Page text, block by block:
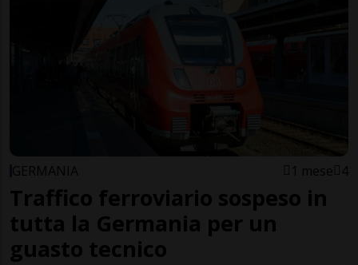
GERMANIA 1 mese 4
Traffico ferroviario sospeso in
tutta la Germania per un
guasto tecnico